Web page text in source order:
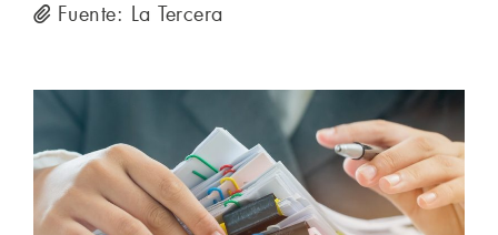
Fuente: La Tercera